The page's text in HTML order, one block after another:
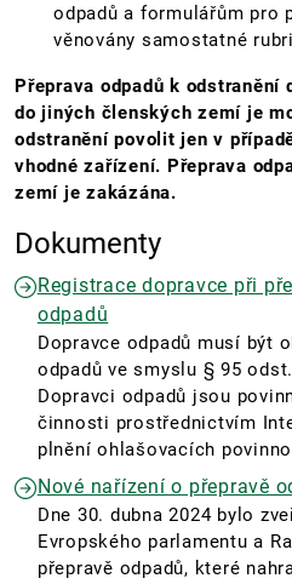
odpadů a formulářům pro
věnovány samostatné
Přeprava odpadů k odstranění
do jiných členských zemí je
odstranění povolit jen v
vhodné zařízení. Přeprava
zemí je zakázána.
Dokumenty
Registrace dopravce při
odpadů
Dopravce odpadů musí být
odpadů ve smyslu § 95
Dopravci odpadů jsou
činnosti prostřednictvím
plnění ohlašovacích
Nové nařízení o přepravě
Dne 30. dubna 2024 bylo
Evropského parlamentu a
přepravě odpadů, které